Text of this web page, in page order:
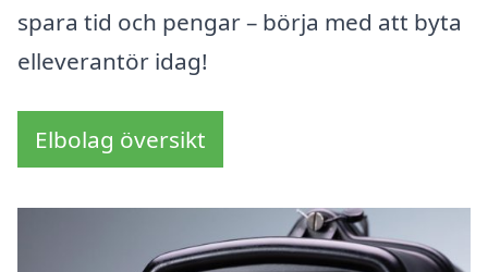
spara tid och pengar – börja med att byta
elleverantör idag!
Elbolag översikt